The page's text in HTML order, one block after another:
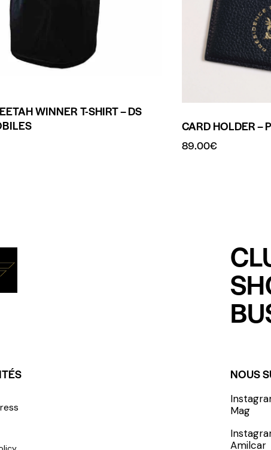
WINNER T-SHIRT – DS
CARD HOLDER –
89.00€
S'INCRIRE -
NOUS
Mag
Amilcar